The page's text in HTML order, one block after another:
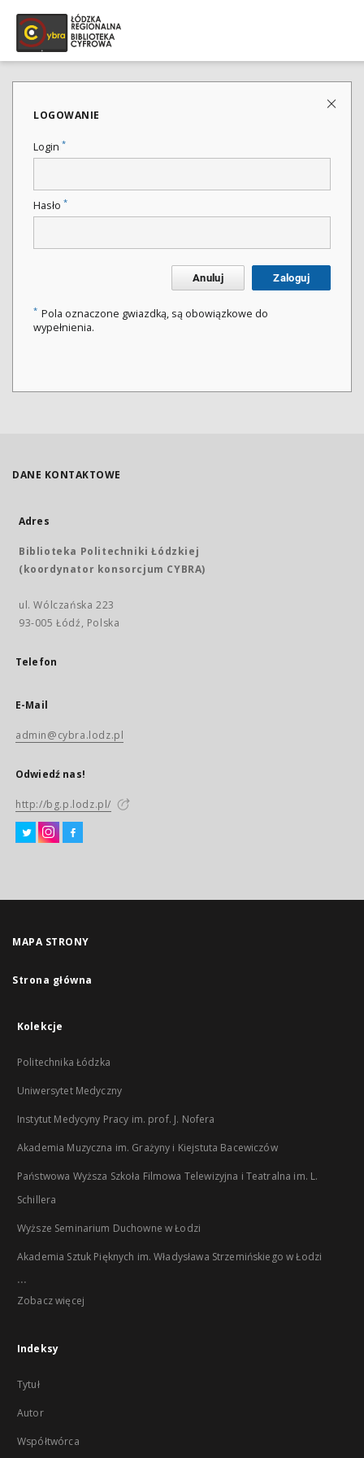
LOGOWANIE
Login *
Hasło *
Anuluj Zaloguj
* Pola oznaczone gwiazdką, są obowiązkowe do
wypełnienia.
DANE KONTAKTOWE
Adres
Biblioteka Politechniki Łódzkiej
(koordynator konsorcjum CYBRA)
ul. Wólczańska 223
93-005 Łódź, Polska
Telefon
E-Mail
admin@cybra.lodz.pl
Odwiedź nas!
http://bg.p.lodz.pl/
MAPA STRONY
Strona główna
Kolekcje
Politechnika Łódzka
Uniwersytet Medyczny
Instytut Medycyny Pracy im. prof. J. Nofera
Akademia Muzyczna im. Grażyny i Kiejstuta Bacewiczów
Państwowa Wyższa Szkoła Filmowa Telewizyjna i Teatralna im. L.
Schillera
Wyższe Seminarium Duchowne w Łodzi
Akademia Sztuk Pięknych im. Władysława Strzemińskiego w Łodzi
...
Zobacz więcej
Indeksy
Tytuł
Autor
Współtwórca